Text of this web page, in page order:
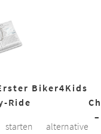
Biker4Kids
Ride
alternative